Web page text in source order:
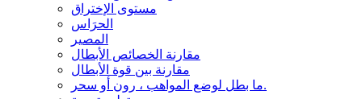
مستوى الإختراق
الحرَاس
المصير
مقارنة الخصائص الأبطال
مقارنة بين قوة الأبطال
ما بطل لوضع المواهب ، رون أو سحر.